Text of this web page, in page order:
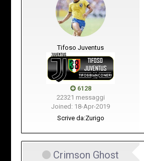
Tifoso Juventus
6128
22321 messaggi
Joined: 18-Apr-2019
Scrive da:Zurigo
Crimson Ghost